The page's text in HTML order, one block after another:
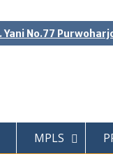
Yani No.77
MPLS